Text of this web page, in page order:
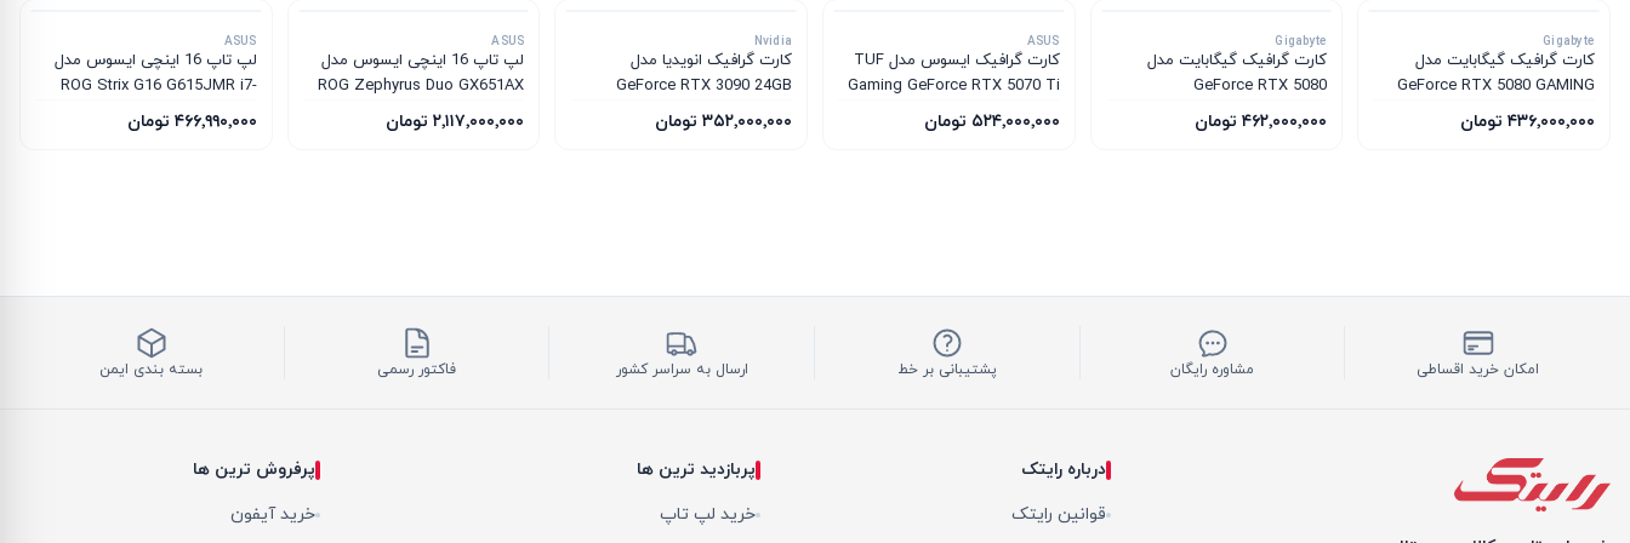
Gigabyte
کارت گرافیک گیگابایت مدل
GeForce RTX 5080 GAMING
۴۳۶٬۰۰۰٬۰۰۰ تومان
Gigabyte
کارت گرافیک گیگابایت مدل
GeForce RTX 5080
WINDFORCE SFF 16G
۴۶۲٬۰۰۰٬۰۰۰ تومان
ASUS
کارت گرافیک ایسوس مدل TUF
Gaming GeForce RTX 5070 Ti
16GB GDDR7 OC Edition
۵۲۴٬۰۰۰٬۰۰۰ تومان
Nvidia
کارت گرافیک انویدیا مدل
GeForce RTX 3090 24GB
۳۵۲٬۰۰۰٬۰۰۰ تومان
ASUS
لپ تاپ 16 اینچی ایسوس مدل
ROG Zephyrus Duo GX651AX
Core Ultra 9-386H 64GB 4TB
SSD 24GB RTX 5090
۲٬۱۱۷٬۰۰۰٬۰۰۰ تومان
ASUS
لپ تاپ 16 اینچی ایسوس مدل
ROG Strix G16 G615JMR i7-
14650HX 64GB 2TB SSD 8GB
۴۶۶٬۹۹۰٬۰۰۰ تومان
امکان خرید اقساطی مشاوره رایگان پشتیبانی بر خط ارسال به سراسر کشور فاکتور رسمی بسته بندی ایمن
درباره رایتک
قوانین رایتک
پربازدید ترین ها
خرید لپ تاپ
پرفروش ترین ها
خرید آیفون